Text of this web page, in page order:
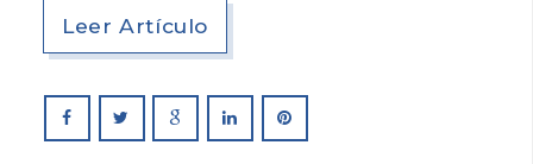
Leer Artículo